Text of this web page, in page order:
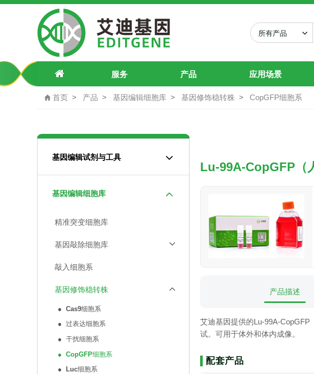
CopGFP-人大细胞肺癌（Lu-99A）
所有产品
服务 产品 应用场景
首页 产品 基因编辑细胞库 基因修饰稳转株 CopGFP细胞系
基因编辑试剂与工具
基因编辑细胞库
精准突变细胞库
基因敲除细胞库
敲入细胞系
基因修饰稳转株
● Cas9细胞系
● 过表达细胞系
● 干扰细胞系
● CopGFP细胞系
● Luc细胞系
Lu-99A-CopGFP（
产品描述
艾迪基因提供的Lu-99A-CopGFP
试。可用于体外和体内成像。
配套产品